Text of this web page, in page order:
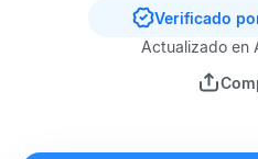
Verificado
Actualizado en